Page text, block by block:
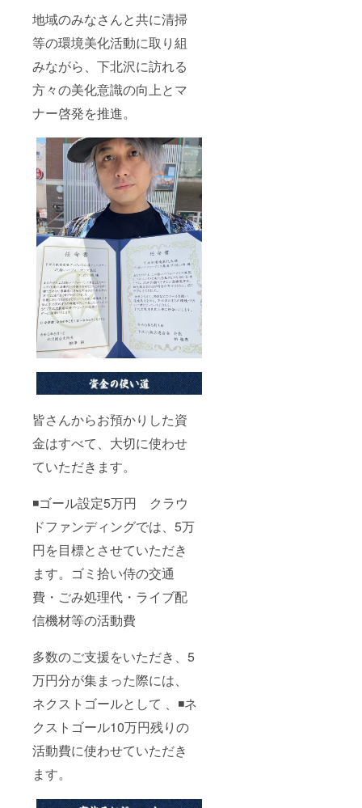
地域のみなさんと共に清掃
等の環境美化活動に取り組
みながら、下北沢に訪れる
方々の美化意識の向上とマ
ナー啓発を推進。
皆さんからお預かりした資
金はすべて、大切に使わせ
ていただきます。
◾️ゴール設定5万円 クラウ
ドファンディングでは、5万
円を目標とさせていただき
ます。ゴミ拾い侍の交通
費・ごみ処理代・ライブ配
信機材等の活動費
多数のご支援をいただき、5
万円分が集まった際には、
ネクストゴールとして 、◾️ネ
クストゴール10万円残りの
活動費に使わせていただき
ます。